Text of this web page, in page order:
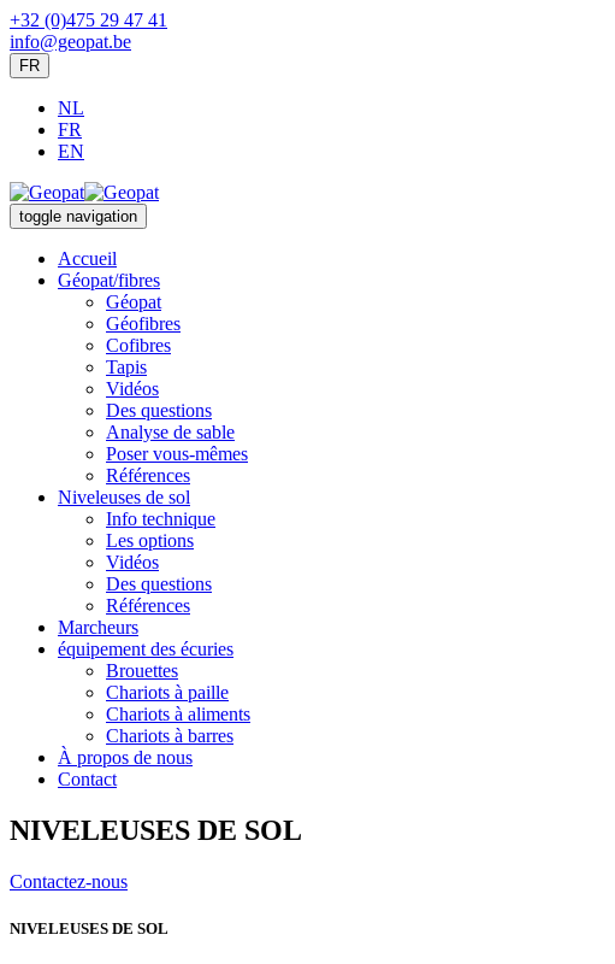
+32 (0)475 29 47 41
info@geopat.be
FR
NL
FR
EN
toggle navigation
Accueil
Géopat/fibres
Géopat
Géofibres
Cofibres
Tapis
Vidéos
Des questions
Analyse de sable
Poser vous-mêmes
Références
Niveleuses de sol
Info technique
Les options
Vidéos
Des questions
Références
Marcheurs
équipement des écuries
Brouettes
Chariots à paille
Chariots à aliments
Chariots à barres
À propos de nous
Contact
NIVELEUSES DE SOL
Contactez-nous
NIVELEUSES DE SOL